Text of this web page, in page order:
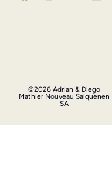
©2026 Adrian & Diego
Mathier Nouveau Salquenen
SA